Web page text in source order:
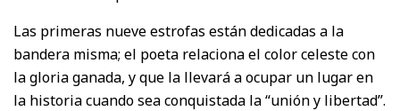
Las primeras nueve estrofas están dedicadas a la
bandera misma; el poeta relaciona el color celeste con
la gloria ganada, y que la llevará a ocupar un lugar en
la historia cuando sea conquistada la “unión y libertad”.